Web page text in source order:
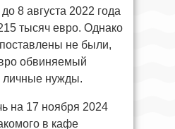
8 августа 2022 года
тысяч евро. Однако
не были,
обвиняемый
личные нужды.
на 17 ноября 2024
в кафе